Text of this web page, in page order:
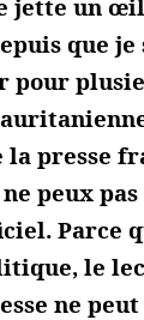
jette un
que
pour
presse
peux
Parce
le
ne